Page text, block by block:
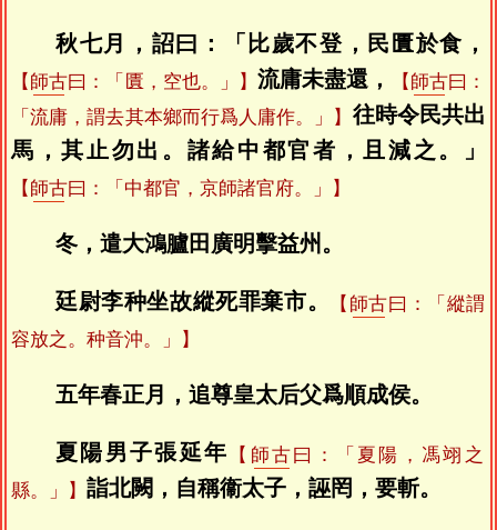
秋七月，詔曰：「比歲不登，民匱於食，
【 師古曰：「匱，空也。」】流庸未盡還， 【 師古曰：
「流庸，謂去其本鄉而行爲人庸作。」】 往時令民共出
馬，其止勿出。諸給中都官者，且減之。」
【 師古曰：「中都官，京師諸官府。」】
冬，遣大鴻臚田廣明擊益州。
廷尉李种坐故縱死罪棄市。 【 師古曰：「縱謂
容放之。种音沖。」】
五年春正月，追尊皇太后父爲順成侯。
夏陽男子張延年 【 師古曰：「夏陽，馮翊之
縣。」】 詣北闕，自稱衞太子，誣罔，要斬。